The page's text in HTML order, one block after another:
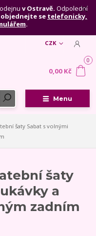
v Ostravě. Odpolední
objednejte se telefonicky,
.
Menu
CZK
0
0,00 Kč
šaty Sabat s volnými
šaty
a
zadním